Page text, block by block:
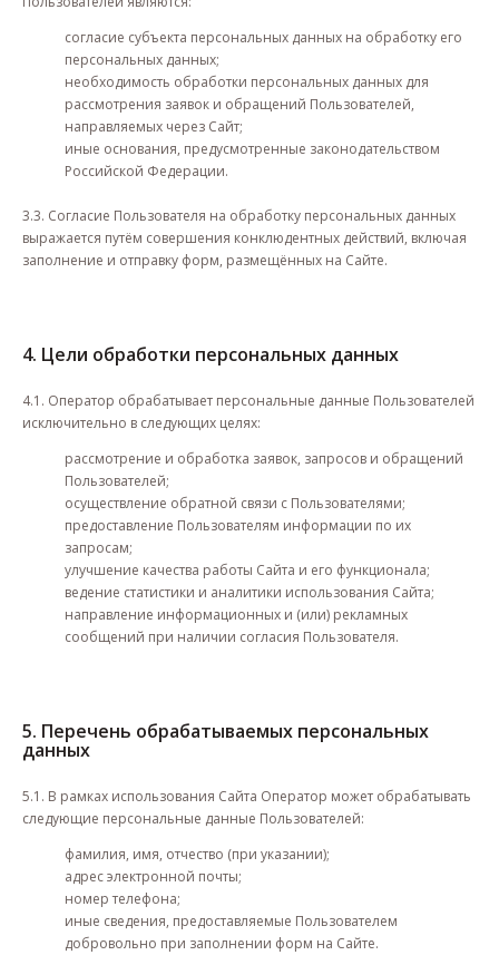
согласие субъекта персональных данных на обработку его
персональных данных;
необходимость обработки персональных данных для
рассмотрения заявок и обращений Пользователей,
направляемых через Сайт;
иные основания, предусмотренные законодательством
Российской Федерации.
3.3. Согласие Пользователя на обработку персональных данных
выражается путём совершения конклюдентных действий, включая
заполнение и отправку форм, размещённых на Сайте.
4. Цели обработки персональных данных
4.1. Оператор обрабатывает персональные данные Пользователей
исключительно в следующих целях:
рассмотрение и обработка заявок, запросов и обращений
Пользователей;
осуществление обратной связи с Пользователями;
предоставление Пользователям информации по их
запросам;
улучшение качества работы Сайта и его функционала;
ведение статистики и аналитики использования Сайта;
направление информационных и (или) рекламных
сообщений при наличии согласия Пользователя.
5. Перечень обрабатываемых персональных
данных
5.1. В рамках использования Сайта Оператор может обрабатывать
следующие персональные данные Пользователей:
фамилия, имя, отчество (при указании);
адрес электронной почты;
номер телефона;
иные сведения, предоставляемые Пользователем
добровольно при заполнении форм на Сайте.